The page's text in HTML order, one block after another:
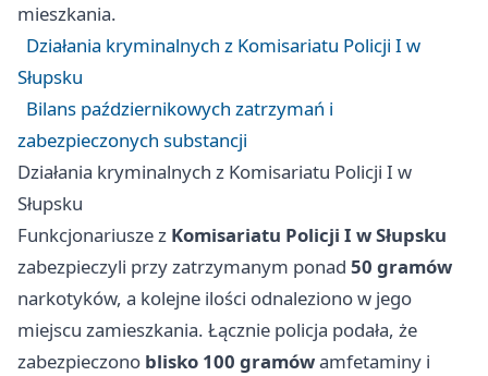
mieszkania.
Działania kryminalnych z Komisariatu Policji I w
Słupsku
Bilans październikowych zatrzymań i
zabezpieczonych substancji
Działania kryminalnych z Komisariatu Policji I w
Słupsku
Funkcjonariusze z Komisariatu Policji I w Słupsku
zabezpieczyli przy zatrzymanym ponad 50 gramów
narkotyków, a kolejne ilości odnaleziono w jego
miejscu zamieszkania. Łącznie policja podała, że
zabezpieczono blisko 100 gramówamfetaminy i